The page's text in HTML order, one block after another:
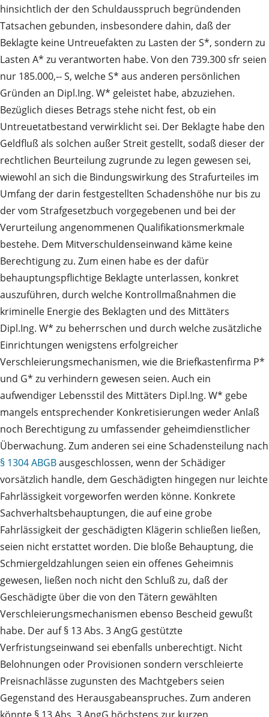
hinsichtlich der den Schuldausspruch begründenden
Tatsachen gebunden, insbesondere dahin, daß der
Beklagte keine Untreuefakten zu Lasten der S*, sondern zu
Lasten A* zu verantworten habe. Von den 739.300 sfr seien
nur 185.000,‑‑ S, welche S* aus anderen persönlichen
Gründen an Dipl.Ing. W* geleistet habe, abzuziehen.
Bezüglich dieses Betrags stehe nicht fest, ob ein
Untreuetatbestand verwirklicht sei. Der Beklagte habe den
Geldfluß als solchen außer Streit gestellt, sodaß dieser der
rechtlichen Beurteilung zugrunde zu legen gewesen sei,
wiewohl an sich die Bindungswirkung des Strafurteiles im
Umfang der darin festgestellten Schadenshöhe nur bis zu
der vom Strafgesetzbuch vorgegebenen und bei der
Verurteilung angenommenen Qualifikationsmerkmale
bestehe. Dem Mitverschuldenseinwand käme keine
Berechtigung zu. Zum einen habe es der dafür
behauptungspflichtige Beklagte unterlassen, konkret
auszuführen, durch welche Kontrollmaßnahmen die
kriminelle Energie des Beklagten und des Mittäters
Dipl.Ing. W* zu beherrschen und durch welche zusätzliche
Einrichtungen wenigstens erfolgreicher
Verschleierungsmechanismen, wie die Briefkastenfirma P*
und G* zu verhindern gewesen seien. Auch ein
aufwendiger Lebensstil des Mittäters Dipl.Ing. W* gebe
mangels entsprechender Konkretisierungen weder Anlaß
noch Berechtigung zu umfassender geheimdienstlicher
Überwachung. Zum anderen sei eine Schadensteilung nach
§ 1304 ABGBausgeschlossen, wenn der Schädiger
vorsätzlich handle, dem Geschädigten hingegen nur leichte
Fahrlässigkeit vorgeworfen werden könne. Konkrete
Sachverhaltsbehauptungen, die auf eine grobe
Fahrlässigkeit der geschädigten Klägerin schließen ließen,
seien nicht erstattet worden. Die bloße Behauptung, die
Schmiergeldzahlungen seien ein offenes Geheimnis
gewesen, ließen noch nicht den Schluß zu, daß der
Geschädigte über die von den Tätern gewählten
Verschleierungsmechanismen ebenso Bescheid gewußt
habe. Der auf § 13 Abs. 3 AngG gestützte
Verfristungseinwand sei ebenfalls unberechtigt. Nicht
Belohnungen oder Provisionen sondern verschleierte
Preisnachlässe zugunsten des Machtgebers seien
Gegenstand des Herausgabeanspruches. Zum anderen
könnte § 13 Abs. 3 AngG höchstens zur kurzen